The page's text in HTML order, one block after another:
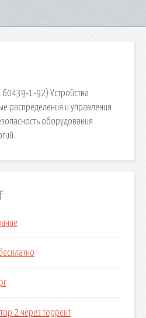
1-92) Устройства
распределения и управления.
оборудования
2 через торрент